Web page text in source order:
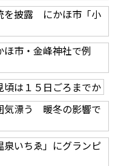
を披露 にかほ市「小
市・金峰神社で例
は１５日ごろまでか
気漂う 暖冬の影響で
いちゑ」にグランピ